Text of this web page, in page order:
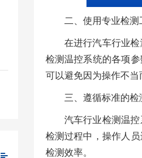
二、使用专业检测
在进行汽车行业
检测温控系统的各项
可以避免因为操作不当
三、遵循标准的检
汽车行业检测温
检测过程中，操作人
检测效率。